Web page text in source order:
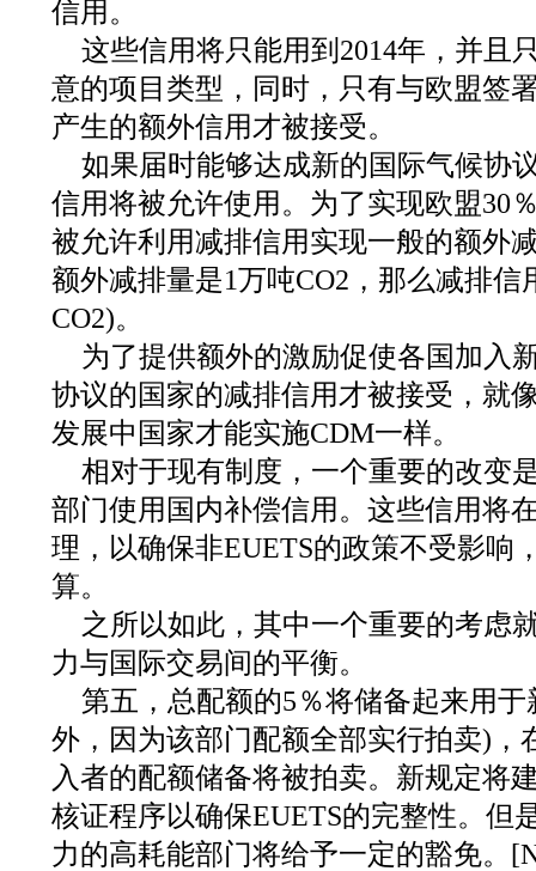
信用。
这些信用将只能用到2014年，并且
意的项目类型，同时，只有与欧盟签
产生的额外信用才被接受。
如果届时能够达成新的国际气候协
信用将被允许使用。为了实现欧盟30
被允许利用减排信用实现一般的额外
额外减排量是1万吨CO2，那么减排信
CO2)。
为了提供额外的激励促使各国加入
协议的国家的减排信用才被接受，就
发展中国家才能实施CDM一样。
相对于现有制度，一个重要的改变
部门使用国内补偿信用。这些信用将
理，以确保非EUETS的政策不受影响
算。
之所以如此，其中一个重要的考虑
力与国际交易间的平衡。
第五，总配额的5％将储备起来用
外，因为该部门配额全部实行拍卖)，
入者的配额储备将被拍卖。新规定将
核证程序以确保EUETS的完整性。但
力的高耗能部门将给予一定的豁免。